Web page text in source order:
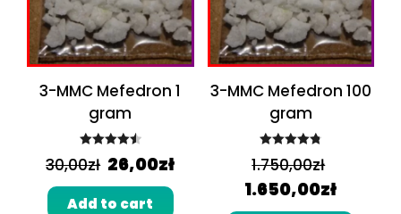
3-MMC Mefedron 1
gram
Rated4.60
30,00zł 26,00zł
Add to cart
3-MMC Mefedron 100
gram
out of 5
1.750,00zł
1.650,00zł